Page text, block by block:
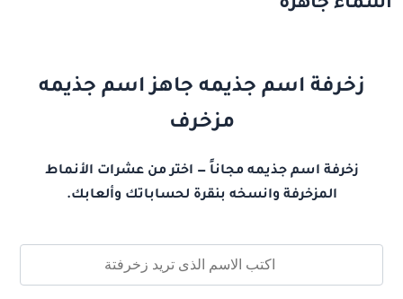
أسماء جاهزة
زخرفة اسم جذيمه جاهز اسم جذيمه
مزخرف
زخرفة اسم جذيمه مجاناً — اختر من عشرات الأنماط
المزخرفة وانسخه بنقرة لحساباتك وألعابك.